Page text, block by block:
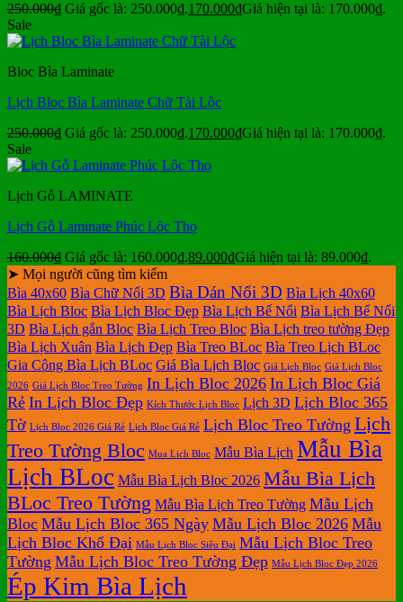
250.000₫ Giá gốc là: 250.000₫.170.000₫Giá hiện tại là: 170.000₫.
Sale
Bloc Bìa Laminate
Lịch Bloc Bìa Laminate Chữ Tài Lộc
250.000₫ Giá gốc là: 250.000₫.170.000₫Giá hiện tại là: 170.000₫.
Sale
Lịch Gỗ LAMINATE
Lịch Gỗ Laminate Phúc Lộc Thọ
160.000₫ Giá gốc là: 160.000₫.89.000₫Giá hiện tại là: 89.000₫.
➤ Mọi người cũng tìm kiếm
Bìa 40x60 Bìa Chữ Nổi 3D Bìa Dán Nổi 3D Bìa Lịch 40x60
Bìa Lịch Bloc Bìa Lịch Bloc Đẹp Bìa Lịch Bế Nổi Bìa Lịch Bế Nổi
3D Bìa Lịch gắn Bloc Bìa Lịch Treo Bloc Bìa Lịch treo tường Đẹp
Bìa Lịch Xuân Bìa Lịch Đẹp Bìa Treo BLoc Bìa Treo Lịch BLoc
Gia Công Bìa Lịch BLoc Giá Bìa Lịch Bloc Giá Lịch Bloc Giá Lịch Bloc
2026 Giá Lịch Bloc Treo Tường In Lịch Bloc 2026 In Lịch Bloc Giá
Rẻ In Lịch Bloc Đẹp Kích Thước Lịch Bloc Lịch 3D Lịch Bloc 365
Tờ Lịch Bloc 2026 Giá Rẻ Lịch Bloc Giá Rẻ Lịch Bloc Treo Tường Lịch
Treo Tường Bloc Mua Lich Bloc Mẫu Bìa Lịch Mẫu Bìa
Lịch BLoc Mẫu Bìa Lịch Bloc 2026 Mẫu Bìa Lịch
BLoc Treo Tường Mẫu Bìa Lịch Treo Tường Mẫu Lịch
Bloc Mẫu Lịch Bloc 365 Ngày Mẫu Lịch Bloc 2026 Mẫu
Lịch Bloc Khổ Đại Mẫu Lịch Bloc Siêu Đại Mẫu Lịch Bloc Treo
Tường Mẫu Lịch Bloc Treo Tường Đẹp Mẫu Lịch Bloc Đẹp 2026
Ép Kim Bìa Lịch